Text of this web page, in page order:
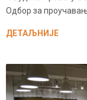
Одбор за
ДЕТАЉНИЈЕ